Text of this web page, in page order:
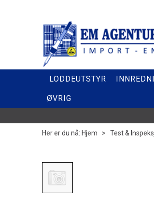
LODDEUTSTYR
ØVRIG
Her er du nå: Hjem > Test &